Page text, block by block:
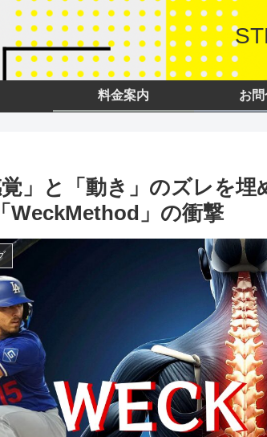
料金案内 お
」と「動き」のズレを
WeckMethod」の衝撃